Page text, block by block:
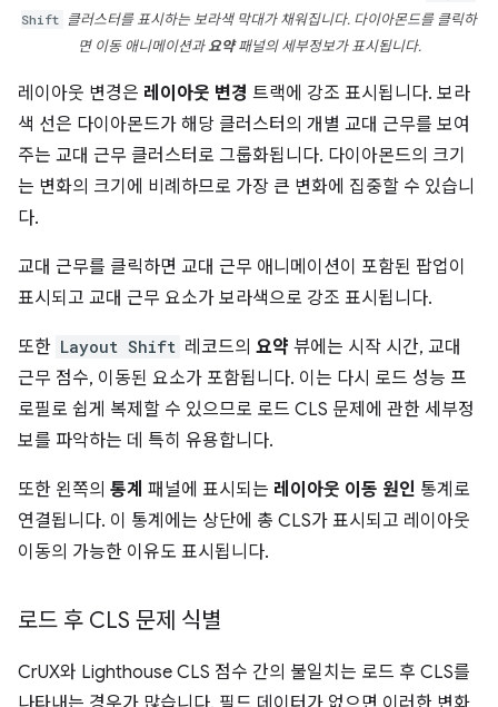
Shift 클러스터를 표시하는 보라색 막대가 채워집니다. 다이아몬드를 클릭하
면 이동 애니메이션과요약패널의 세부정보가 표시됩니다.
레이아웃 변경은 레이아웃 변경 트랙에 강조 표시됩니다. 보라
색 선은 다이아몬드가 해당 클러스터의 개별 교대 근무를 보여
주는 교대 근무 클러스터로 그룹화됩니다. 다이아몬드의 크기
는 변화의 크기에 비례하므로 가장 큰 변화에 집중할 수 있습니
다.
교대 근무를 클릭하면 교대 근무 애니메이션이 포함된 팝업이
표시되고 교대 근무 요소가 보라색으로 강조 표시됩니다.
또한 Layout Shift 레코드의 요약 뷰에는 시작 시간, 교대
근무 점수, 이동된 요소가 포함됩니다. 이는 다시 로드 성능 프
로필로 쉽게 복제할 수 있으므로 로드 CLS 문제에 관한 세부정
보를 파악하는 데 특히 유용합니다.
또한 왼쪽의 통계 패널에 표시되는 레이아웃 이동 원인 통계로
연결됩니다. 이 통계에는 상단에 총 CLS가 표시되고 레이아웃
이동의 가능한 이유도 표시됩니다.
로드 후 CLS 문제 식별
CrUX와 Lighthouse CLS 점수 간의 불일치는 로드 후 CLS를